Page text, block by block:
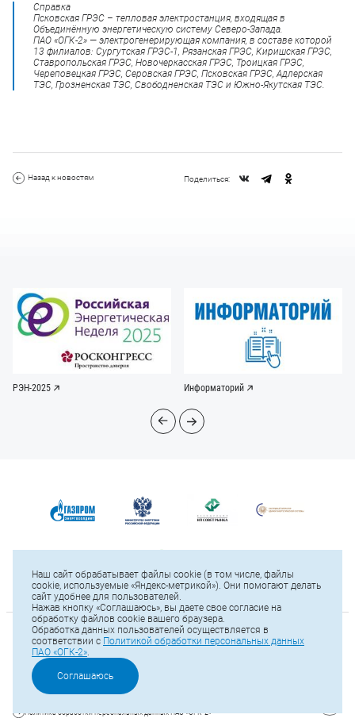
Справка
Псковская ГРЭС – тепловая электростанция, входящая в
Объединённую энергетическую систему Северо-Запада.
ПАО «ОГК-2» — электрогенерирующая компания, в составе которой
13 филиалов: Сургутская ГРЭС-1, Рязанская ГРЭС, Киришская ГРЭС,
Ставропольская ГРЭС, Новочеркасская ГРЭС, Троицкая ГРЭС,
Череповецкая ГРЭС, Серовская ГРЭС, Псковская ГРЭС, Адлерская
ТЭС, Грозненская ТЭС, Свободненская ТЭС и Южно-Якутская ТЭС.
Назад к новостям Поделиться:
РЭН-2025 Информаторий
© 2025 ПАО «ОГК-2»
Тел.: +7 (812) 646-13-64
Е-mail:office@ogk2.ru
Политика обработки персональных данных ПАО «ОГК-2»
Наш сайт обрабатывает файлы cookie (в том числе, файлы
cookie, используемые «Яндекс-метрикой»). Они помогают делать
сайт удобнее для пользователей.
Нажав кнопку «Соглашаюсь», вы даете свое согласие на
обработку файлов cookie вашего браузера.
Обработка данных пользователей осуществляется в
соответствии с Политикой обработки персональных данных
ПАО «ОГК-2».
Соглашаюсь